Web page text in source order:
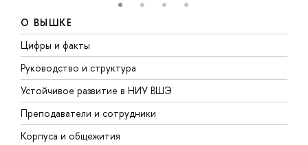
О ВЫШКЕ
Цифры и факты
Руководство и структура
Устойчивое развитие в НИУ ВШЭ
Преподаватели и сотрудники
Корпуса и общежития